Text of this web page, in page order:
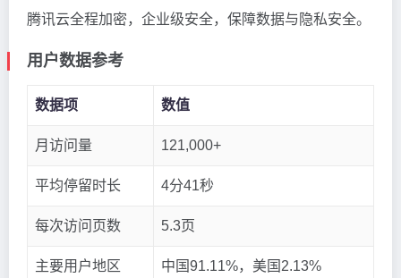
腾讯云全程加密，企业级安全，保障数据与隐私安全。
用户数据参考
数据项 数值
月访问量 121,000+
平均停留时长 4分41秒
每次访问页数 5.3页
主要用户地区 中国91.11%，美国2.13%